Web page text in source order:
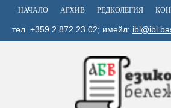
НАЧАЛО АРХИВ РЕДКОЛЕГИЯ
тел. +359 2 872 23 02; имейл: